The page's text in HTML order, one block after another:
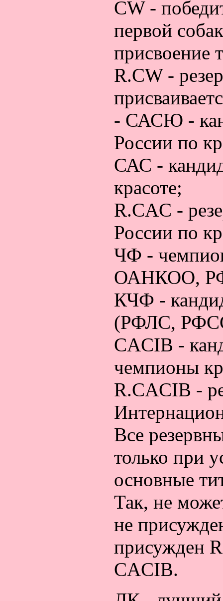
CW -
первой
присвоение
R.CW -
- САСЮ -
России по
САС -
красоте;
R.CAC -
России по
ЧФ -
ОАНКОО,
КЧФ -
(РФЛС,
CACIB -
чемпионы
R.CACIB -
Все
только при
основные
Так, не
не
присужден
CACIB.